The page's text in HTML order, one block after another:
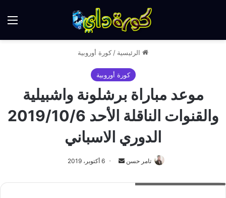
الرئيسية / كورة أوروبية
كورة أوروبية
موعد مباراة برشلونة واشبيلية
والقنوات الناقلة الأحد 2019/10/6
الدوري الاسباني
تامر حسن
أرسل
إلكترونيا
6 أكتوبر، 2019